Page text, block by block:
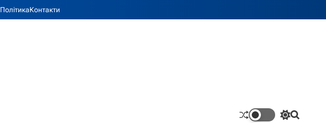
ПолітикаКонтакти
П
П